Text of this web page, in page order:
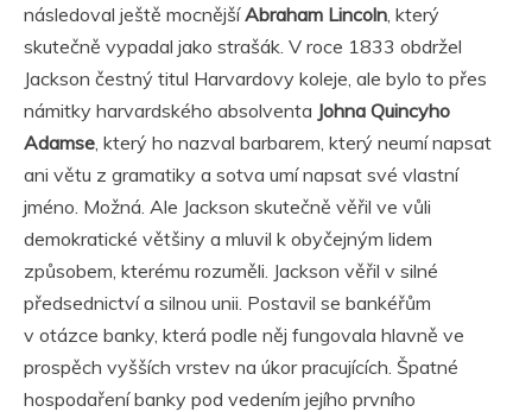
následoval ještě mocnějšíAbraham Lincoln , který
skutečně vypadal jako strašák. V roce 1833 obdržel
Jackson čestný titul Harvardovy koleje, ale bylo to přes
námitky harvardského absolventa Johna Quincyho
Adamse , který ho nazval barbarem, který neumí napsat
ani větu z gramatiky a sotva umí napsat své vlastní
jméno. Možná. Ale Jackson skutečně věřil ve vůli
demokratické většiny a mluvil k obyčejným lidem
způsobem, kterému rozuměli. Jackson věřil v silné
předsednictví a silnou unii. Postavil se bankéřům
v otázce banky, která podle něj fungovala hlavně ve
prospěch vyšších vrstev na úkor pracujících. Špatné
hospodaření banky pod vedením jejího prvního